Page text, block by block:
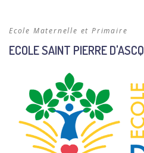
Ecole Maternelle et Primaire
ECOLE SAINT PIERRE D'ASCQ